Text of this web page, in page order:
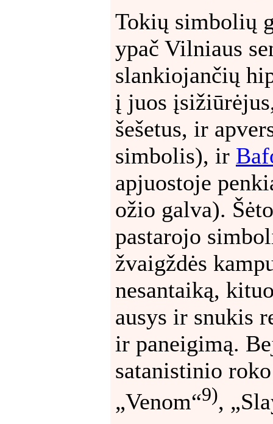
Tokių simbolių
ypač Vilniaus
slankiojančių
į juos
šešetus, ir
simbolis), ir
apjuostoje
ožio galva).
pastarojo
žvaigždės
nesantaiką,
ausys ir snukis
ir paneigimą.
satanistinio
„Venom“9),